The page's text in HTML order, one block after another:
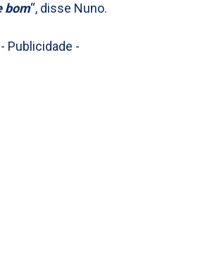
bom“, disse Nuno.
- Publicidade -